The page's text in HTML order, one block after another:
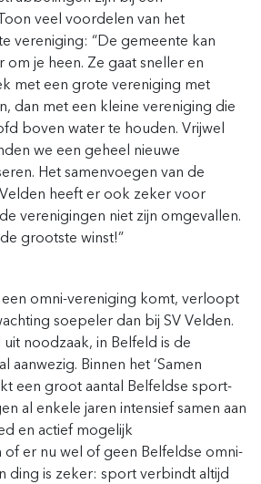
veel voordelen van het
vereniging: “De gemeente kan
je heen. Ze gaat sneller en
met een grote vereniging met
dan met een kleine vereniging die
boven water te houden. Vrijwel
we een geheel nieuwe
Het samenvoegen van de
heeft er ook zeker voor
verenigingen niet zijn omgevallen.
grootste winst!”
omni-vereniging komt, verloopt
soepeler dan bij SV Velden.
noodzaak, in Belfeld is de
aanwezig. Binnen het ‘Samen
een groot aantal Belfeldse sport-
al enkele jaren intensief samen aan
en actief mogelijk
of er nu wel of geen Belfeldse omni-
ding is zeker: sport verbindt altijd